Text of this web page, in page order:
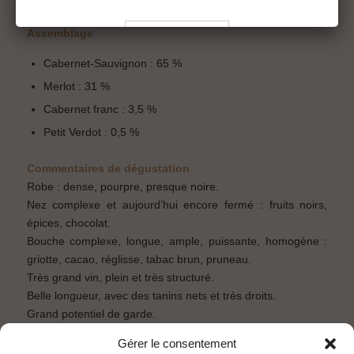
Gérer le consentement
Assemblage
Cabernet-Sauvignon : 65 %
Merlot : 31 %
Cabernet franc : 3,5 %
Petit Verdot : 0,5 %
Commentaires de dégustation
Robe : dense, pourpre, presque noire.
Nez complexe et aujourd’hui encore fermé : fruits noirs,
épices, chocolat.
Bouche complexe, longue, ample, puissante, homogène :
griotte, cacao, réglisse, tabac brun, pruneau.
Très grand vin, plein et très structuré.
Belle longueur, avec des tanins nets et très droits.
Grand potentiel de garde.
Télécharger la fiche technique RETOUR
Pour visiter le site du Château Montrose, vous devez être en âge légal de
Vous reconnaissez avoir pris connaissance des conditions d’utilisation
To visit the Château Montrose website, you must be of legal drinking age
You acknowledge that you have read and unconditionally accept this
website’s terms of use.